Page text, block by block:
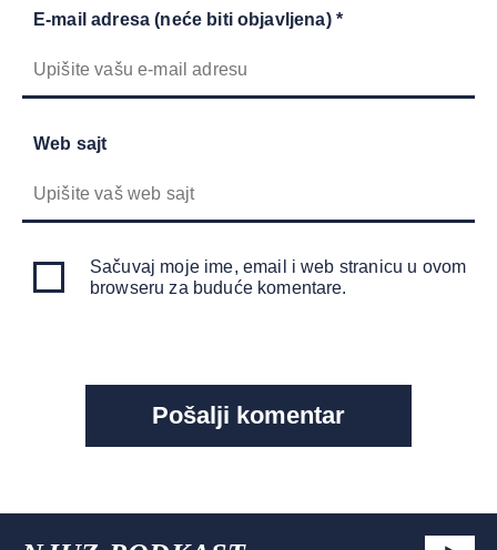
E-mail adresa (neće biti objavljena) *
Web sajt
Sačuvaj moje ime, email i web stranicu u ovom
browseru za buduće komentare.